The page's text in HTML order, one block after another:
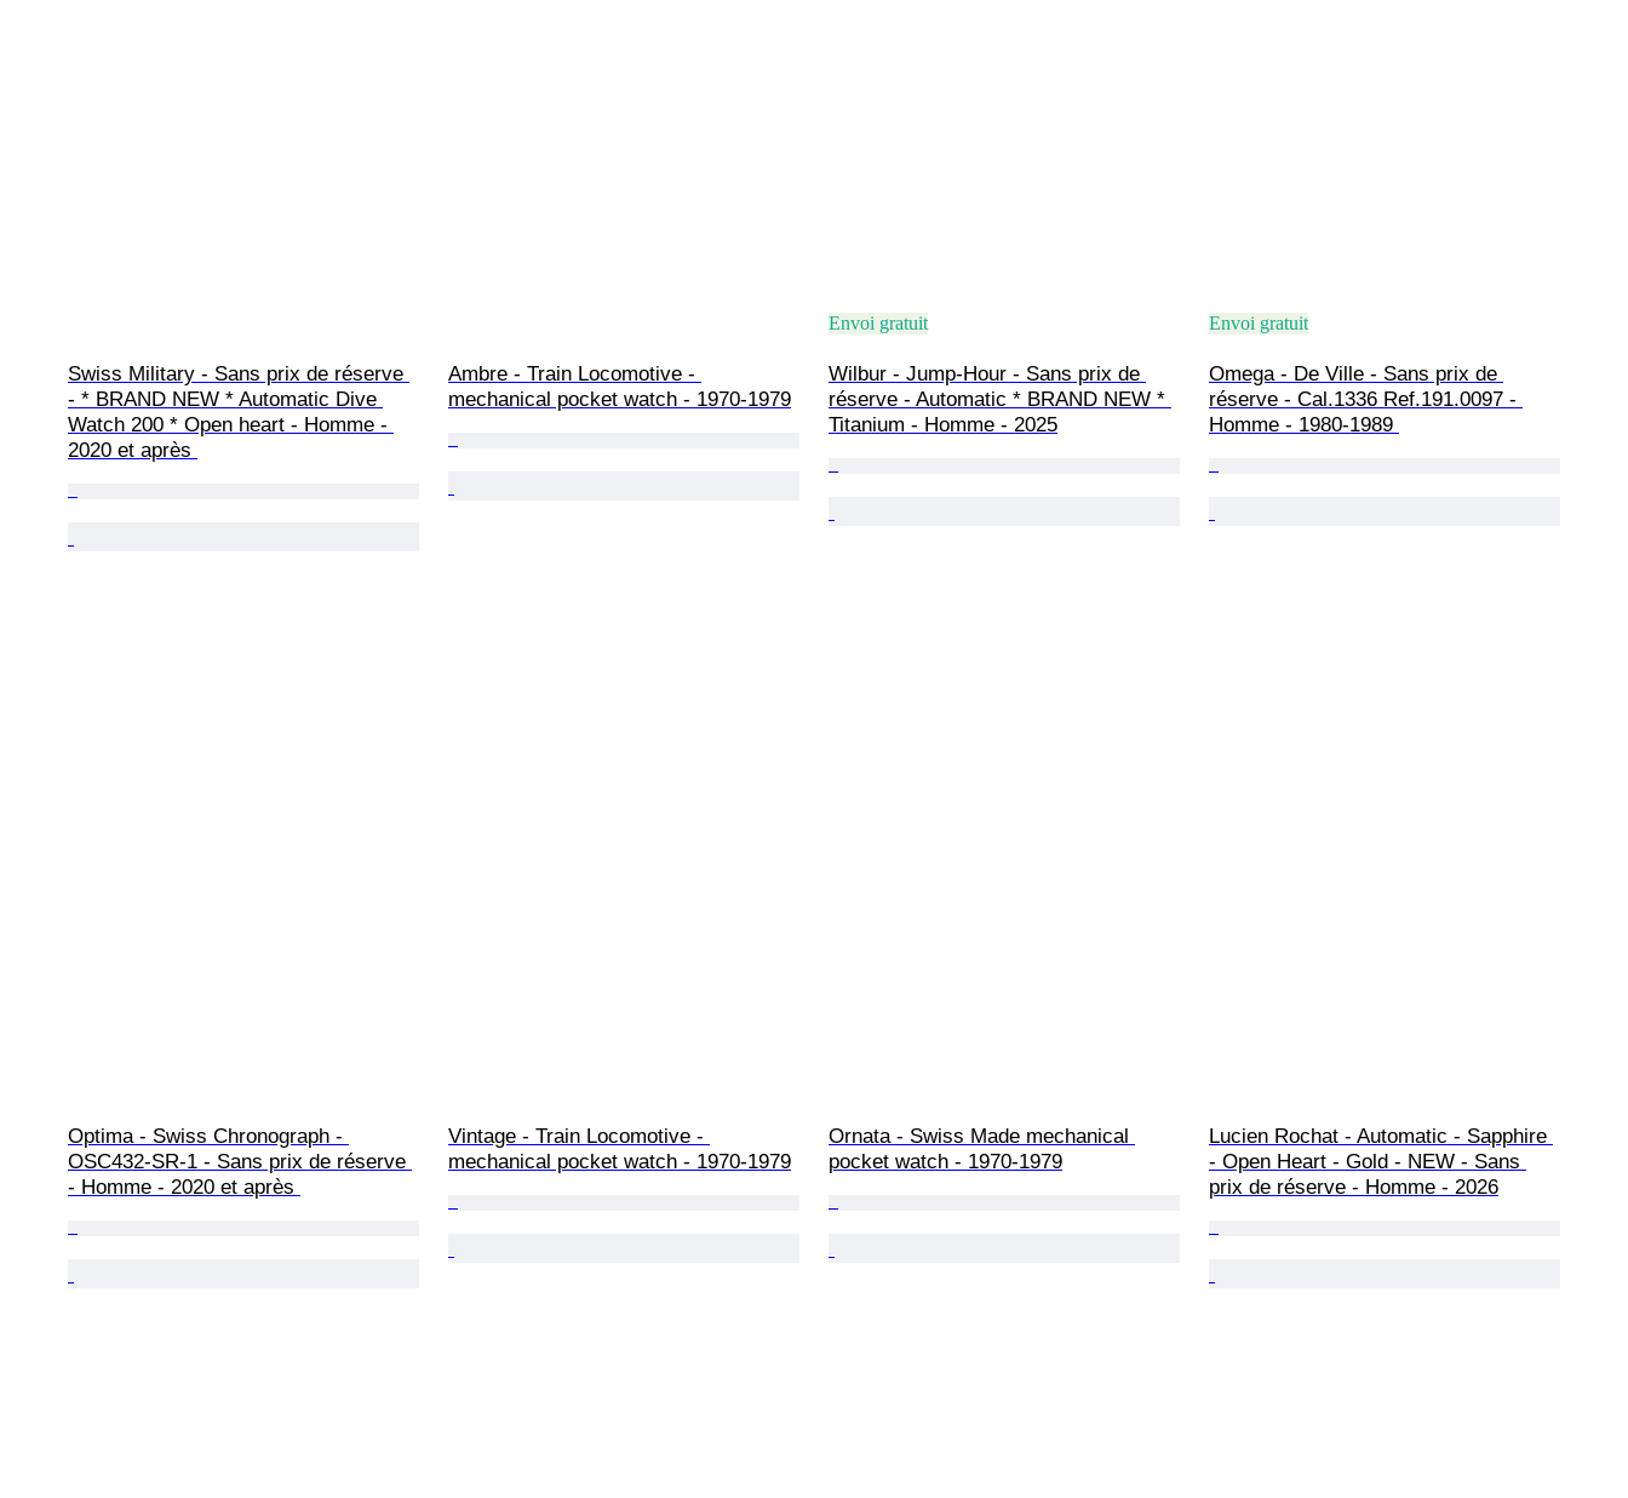
Swiss Military - Sans prix de réserve
- * BRAND NEW * Automatic Dive
Watch 200 * Open heart - Homme -
2020 et après
Ambre - Train Locomotive -
mechanical pocket watch - 1970-1979
Envoi gratuit
Wilbur - Jump-Hour - Sans prix de
réserve - Automatic * BRAND NEW *
Titanium - Homme - 2025
Envoi gratuit
Omega - De Ville - Sans prix de
réserve - Cal.1336 Ref.191.0097 -
Homme - 1980-1989
Optima - Swiss Chronograph -
OSC432-SR-1 - Sans prix de réserve
- Homme - 2020 et après
Vintage - Train Locomotive -
mechanical pocket watch - 1970-1979
Ornata - Swiss Made mechanical
pocket watch - 1970-1979
Lucien Rochat - Automatic - Sapphire
- Open Heart - Gold - NEW - Sans
prix de réserve - Homme - 2026